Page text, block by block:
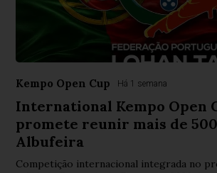
Kempo Open Cup Há 1 semana
International Kempo Open
promete reunir mais de
Albufeira
Competição internacional integrada no